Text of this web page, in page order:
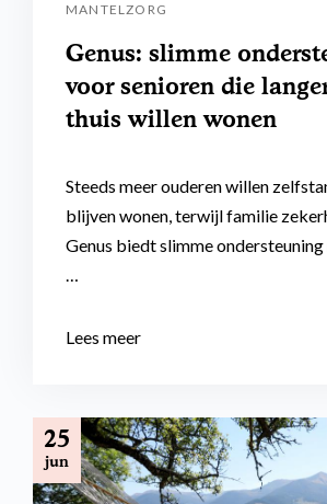
MANTELZORG
Genus: slimme
voor senioren die
thuis willen wonen
Steeds meer ouderen willen
blijven wonen, terwijl familie
Genus biedt slimme
…
Lees meer
25
jun